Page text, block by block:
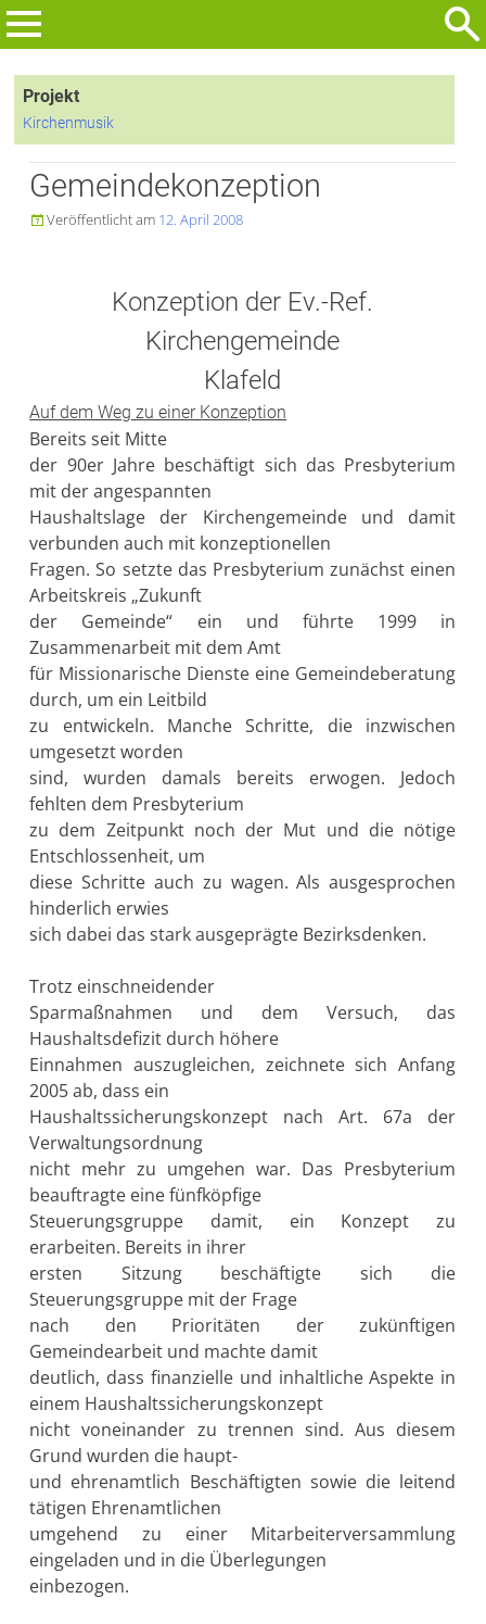
Zum
Inhalt
nach:Projekt
Kirchenmusik
Gemeindekonzeption
Veröffentlicht am 12. April 2008
Konzeption der Ev.-Ref.
Kirchengemeinde
Klafeld
Auf dem Weg zu einer Konzeption
Bereits seit Mitte
der 90er Jahre beschäftigt sich das Presbyterium
mit der angespannten
Haushaltslage der Kirchengemeinde und damit
verbunden auch mit konzeptionellen
Fragen. So setzte das Presbyterium zunächst einen
Arbeitskreis „Zukunft
der Gemeinde“ ein und führte 1999 in
Zusammenarbeit mit dem Amt
für Missionarische Dienste eine Gemeindeberatung
durch, um ein Leitbild
zu entwickeln. Manche Schritte, die inzwischen
umgesetzt worden
sind, wurden damals bereits erwogen. Jedoch
fehlten dem Presbyterium
zu dem Zeitpunkt noch der Mut und die nötige
Entschlossenheit, um
diese Schritte auch zu wagen. Als ausgesprochen
hinderlich erwies
sich dabei das stark ausgeprägte Bezirksdenken.
Trotz einschneidender
Sparmaßnahmen und dem Versuch, das
Haushaltsdefizit durch höhere
Einnahmen auszugleichen, zeichnete sich Anfang
2005 ab, dass ein
Haushaltssicherungskonzept nach Art. 67a der
Verwaltungsordnung
nicht mehr zu umgehen war. Das Presbyterium
beauftragte eine fünfköpfige
Steuerungsgruppe damit, ein Konzept zu
erarbeiten. Bereits in ihrer
ersten Sitzung beschäftigte sich die
Steuerungsgruppe mit der Frage
nach den Prioritäten der zukünftigen
Gemeindearbeit und machte damit
deutlich, dass finanzielle und inhaltliche Aspekte in
einem Haushaltssicherungskonzept
nicht voneinander zu trennen sind. Aus diesem
Grund wurden die haupt-
und ehrenamtlich Beschäftigten sowie die leitend
tätigen Ehrenamtlichen
umgehend zu einer Mitarbeiterversammlung
eingeladen und in die Überlegungen
einbezogen.